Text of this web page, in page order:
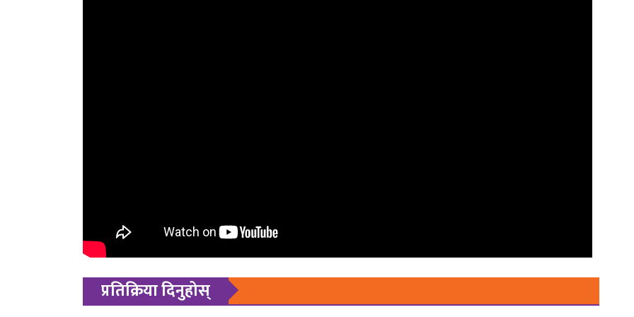
प्रतिक्रिया दिनुहोस्